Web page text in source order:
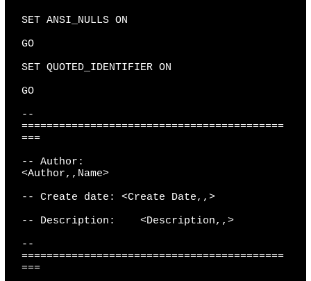
SET ANSI_NULLS ON
GO
SET QUOTED_IDENTIFIER ON
GO
--
==========================================
===
-- Author:
<Author,,Name>
-- Create date: <Create Date,,>
-- Description:    <Description,,>
--
==========================================
===